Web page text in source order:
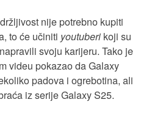
nije potrebno kupiti
to će učiniti youtuberi koji su
svoju karijeru. Tako je
videu pokazao da Galaxy
padova i ogrebotina, ali
iz serije Galaxy S25.